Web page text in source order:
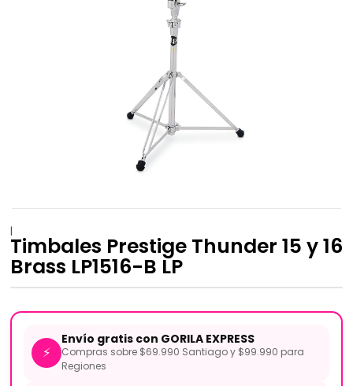
|
Timbales Prestige Thunder 15 y 16
Brass LP1516-B LP
⚡
Envío gratis con GORILA EXPRESS
Compras sobre $69.990 Santiago y $99.990 para
Regiones